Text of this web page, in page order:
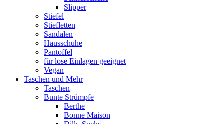
Slipper
Stiefel
Stiefletten
Sandalen
Hausschuhe
Pantoffel
für lose Einlagen geeignet
Vegan
Taschen und Mehr
Taschen
Bunte Strümpfe
Berthe
Bonne Maison